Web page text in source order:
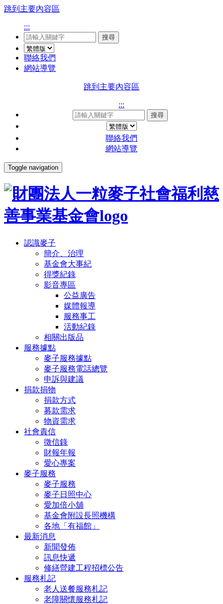
跳到主要內容區
:::
搜尋
聯絡我們
網站導覽
跳到主要內容區
:::
搜尋
聯絡我們
網站導覽
Toggle navigation
認識麥子
簡介、治理
基金會大事紀
得獎紀錄
影音專區
公益廣告
媒體報導
服務事工
活動紀錄
相關出版品
服務據點
麥子服務據點
麥子服務電話總覽
申訴與建議
捐款捐物
捐款方式
募款需求
物資需求
社會責信
徵信錄
財報年報
愛心專案
麥子服務
麥子服務
麥子日照中心
愛加倍小舖
基金會附設長照機構
各地「有福館」
最新消息
新聞發佈
訊息快遞
修繕營建工程招標公告
服務札記
老人送餐服務札記
老障關懷服務札記